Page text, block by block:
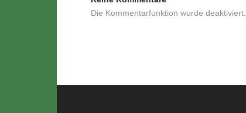
Die Kommentarfunktion wurde deaktiviert.